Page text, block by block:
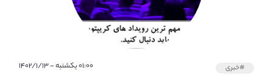
#خبری ۰۱:۰۰ یکشنبه - ۱۴۰۲/۱/۱۳